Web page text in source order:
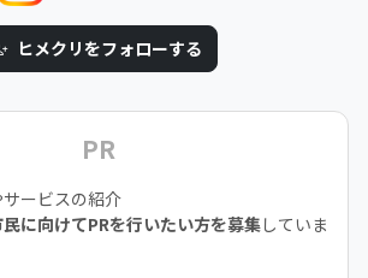
ヒメクリをフォローする
PR
ービスの紹介
に向けてPRを行いたい方を募集していま